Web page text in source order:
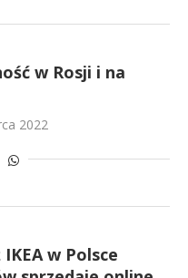
w Rosji i na
2022
w Polsce